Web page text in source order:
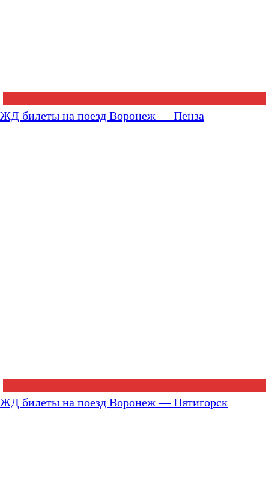
ЖД билеты на поезд Воронеж — Пенза
ЖД билеты на поезд Воронеж — Пятигорск